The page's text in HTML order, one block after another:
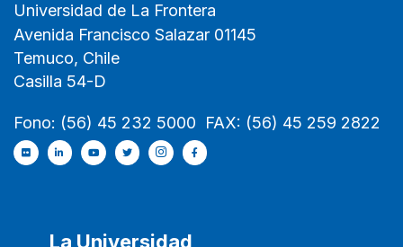
Universidad de La Frontera
Avenida Francisco Salazar 01145
Temuco, Chile
Casilla 54-D
Fono: (56) 45 232 5000 FAX: (56) 45 259 2822
La Universidad